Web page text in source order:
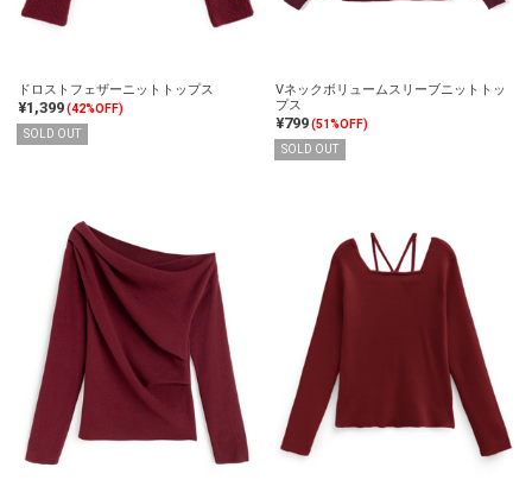
ドロストフェザーニットトップス
¥1,399(42%OFF)
SOLD OUT
Vネックボリュームスリーブニットトッ
プス
¥799(51%OFF)
SOLD OUT